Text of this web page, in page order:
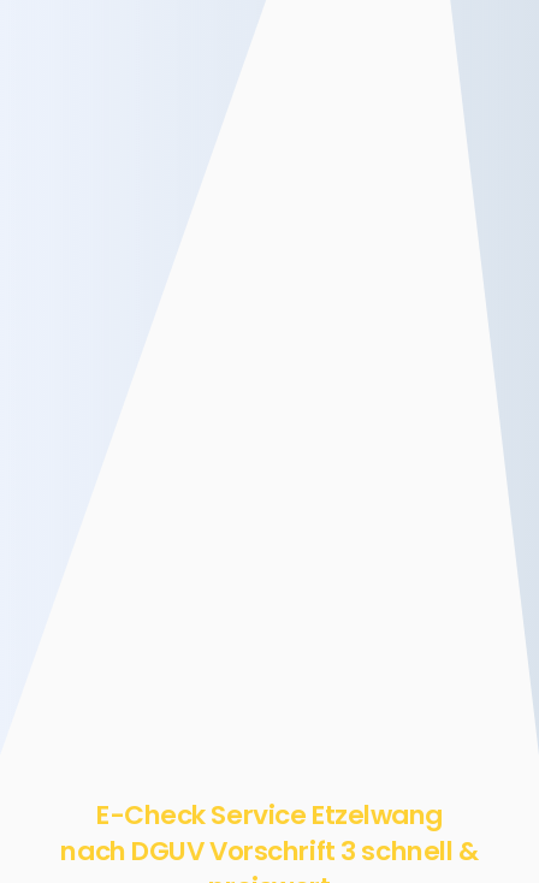
E-Check Service Etzelwang
nach DGUV Vorschrift 3 schnell &